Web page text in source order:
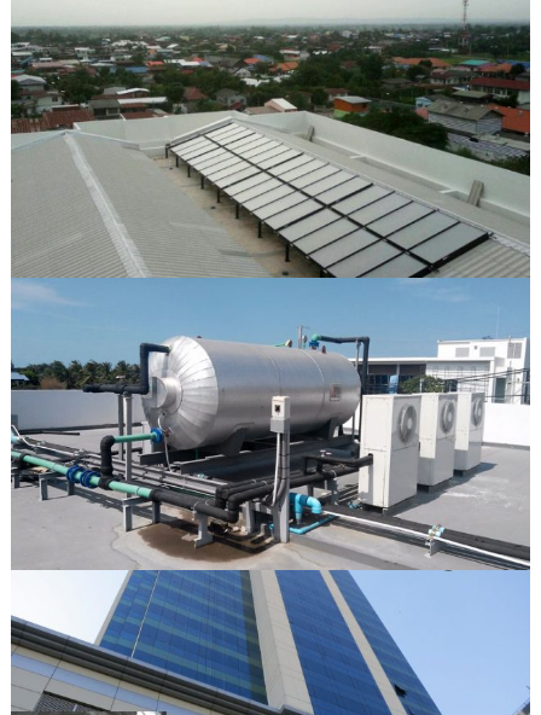
2017
OUR WARM
WELCOME
RHEEM
MANUFACTURING
VISIT THAILAND
2017
EXECUTIVE
INTERVIEW
ON HEAT
PUMP
TECHNOLOGY
OF J-7
ENGINEERING
2017
พบนวัตกรรม
ประหยัด
พลังงาน ใน
งาน ASEAN
SUSTAINABLE
ENERGY WEEK
2017